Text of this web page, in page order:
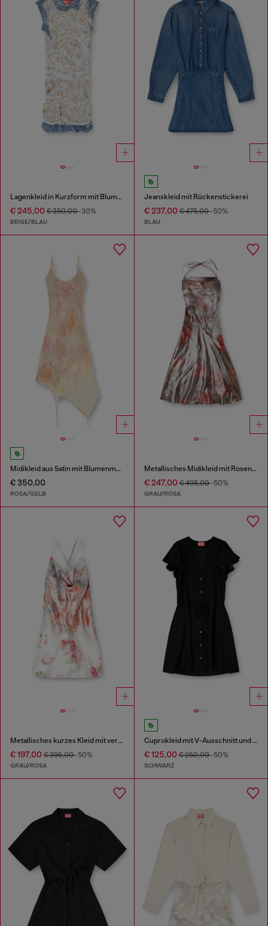
Lagenkleid in Kurzform mit Blumenmuster im Röntgen-Effekt
€ 245,00 € 350,00-30%
BEIGE/BLAU
Jeanskleid mit Rückenstickerei
€ 237,00€ 475,00-50%
BLAU
Midikleid aus Satin mit Blumenmuster und Spitzenbesatz
€ 350,00
ROSA/GELB
Metallisches Midikleid mit Rosendruck
€ 247,00€ 495,00-50%
GRAU/ROSA
Metallisches kurzes Kleid mit verschwommenem Rosenmuster
€ 197,00 € 395,00-50%
GRAU/ROSA
Cuprokleid mit V-Ausschnitt und Knöpfen vorne
€ 125,00€ 250,00-50%
SCHWARZ